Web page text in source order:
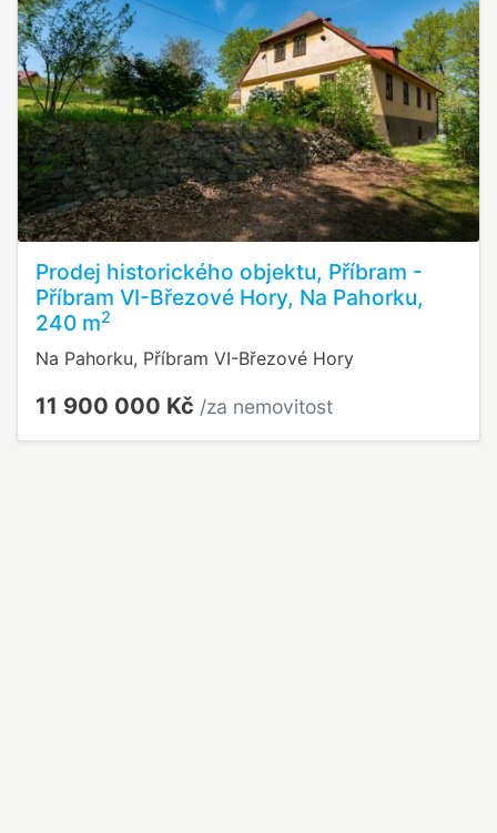
Prodej historického objektu, Příbram -
Příbram VI-Březové Hory, Na Pahorku,
240 m2
Na Pahorku, Příbram VI-Březové Hory
11 900 000 Kč /za nemovitost